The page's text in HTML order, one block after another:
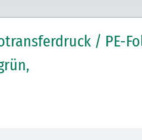
/ PE-